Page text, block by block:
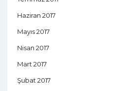
Haziran 2017
Mayıs 2017
Nisan 2017
Mart 2017
Şubat 2017